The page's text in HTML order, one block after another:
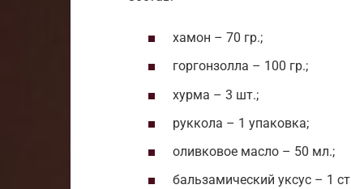
хамон – 70 гр.;
горгонзолла – 100 гр.;
хурма – 3 шт.;
руккола – 1 упаковка;
оливковое масло – 50 мл.;
бальзамический уксус – 1